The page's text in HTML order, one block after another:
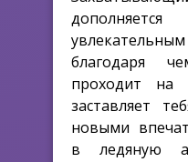
благодаря
проходит
заставляет
новыми
в ледяную